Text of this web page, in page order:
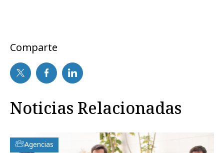
Comparte
Noticias Relacionadas
Agencias